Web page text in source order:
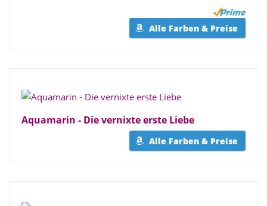
Alle Farben & Preise
Aquamarin - Die vernixte erste Liebe
Alle Farben & Preise